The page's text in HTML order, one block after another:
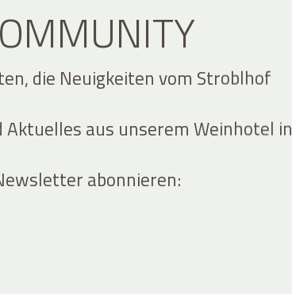
die Neuigkeiten vom Stroblhof
Aktuelles aus unserem Weinhotel in
abonnieren: